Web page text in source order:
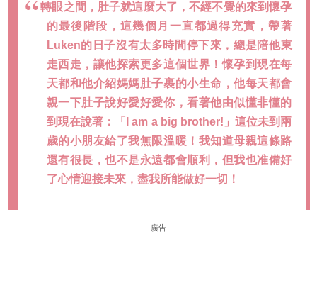
轉眼之間，肚子就這麼大了，不經不覺的來到懷孕
的最後階段，這幾個月一直都過得充實，帶著
Luken的日子沒有太多時間停下來，總是陪他東
走西走，讓他探索更多這個世界！懷孕到現在每
天都和他介紹媽媽肚子裹的小生命，他每天都會
親一下肚子說好愛好愛你，看著他由似懂非懂的
到現在說著：「I am a big brother!」這位未到兩
歲的小朋友給了我無限溫暖！我知道母親這條路
還有很長，也不是永遠都會順利，但我也准備好
了心情迎接未來，盡我所能做好一切！
廣告